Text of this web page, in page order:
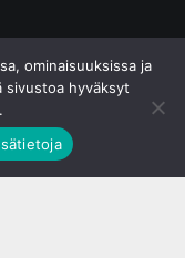
ominaisuuksissa ja
sivustoa hyväksyt